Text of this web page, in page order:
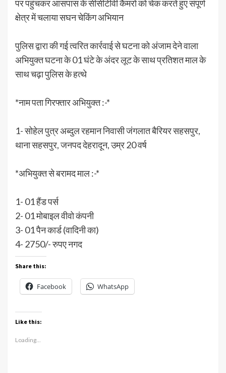
पर पहुंचकर आसपास के सीसीटीवी कैमरो को चेक करते हुए संपूर्ण
क्षेत्र में चलाया सघन चेकिंग अभियान
पुलिस द्वारा की गई त्वरित कार्रवाई से घटना को अंजाम देने वाला
अभियुक्त घटना के 01 घंटे के अंदर लूट के साथ प्रतिशत माल के
साथ चढ़ा पुलिस के हत्थे
*नाम पता गिरफ्तार अभियुक्त :-*
1- सोहेल पुत्र अब्दुल रहमान निवासी जंगलात बैरियर सहसपुर,
थाना सहसपुर, जनपद देहरादून, उम्र 20 वर्ष
*अभियुक्त से बरामद माल :-*
1- 01 हैंड पर्स
2- 01 मोबाइल वीवो कंपनी
3- 01 पैन कार्ड (वादिनी का)
4- 2750/- रुपए नगद
Share this:
Facebook WhatsApp
Like this:
Loading...